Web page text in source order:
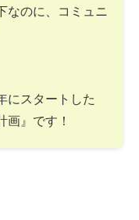
なのに、コミュニ
にスタートした
画』です！